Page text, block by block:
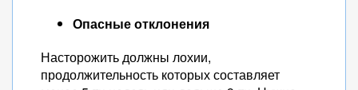
Опасные отклонения
Насторожить должны лохии,
продолжительность которых составляет